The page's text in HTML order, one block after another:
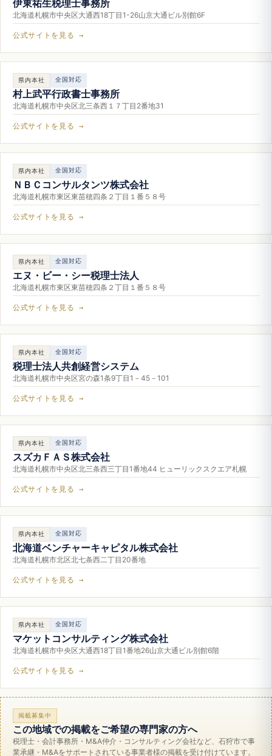
伊東祐生税理士事務所
北海道札幌市中央区大通西18丁目1-26山京大通ビル別館6F
公式サイトを見る →
県内本社 全国対応
村上武平行政書士事務所
北海道札幌市中央区北三条西１７丁目2番地31
公式サイトを見る →
県内本社 全国対応
ＮＢＣコンサルタンツ株式会社
北海道札幌市東区東苗穂四条２丁目１番５８号
公式サイトを見る →
県内本社 全国対応
エヌ・ビー・シー税理士法人
北海道札幌市東区東苗穂四条２丁目１番５８号
公式サイトを見る →
県内本社 全国対応
税理士法人共創経営システム
北海道札幌市中央区宮の森1条9丁目1－45－101
公式サイトを見る →
県内本社 全国対応
スズカＦＡＳ株式会社
北海道札幌市中央区北三条西三丁目1番地44 ヒューリックスクエア札幌
公式サイトを見る →
県内本社 全国対応
北海道ベンチャーキャピタル株式会社
北海道札幌市北区北七条西二丁目20番地
公式サイトを見る →
県内本社 全国対応
マケットコンサルティング株式会社
北海道札幌市中央区大通西18丁目1番地26山京大通ビル別館6階
公式サイトを見る →
掲載募集中
この地域での掲載をご希望の専門家の方へ
税理士・会計事務所・M&A仲介・コンサルティング会社など、石狩市で事
業承継・M&Aをサポートされている事業者様の掲載を受け付けています。